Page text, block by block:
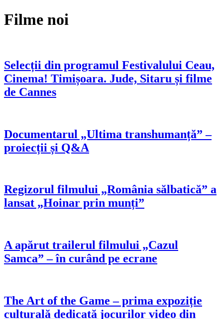
Filme noi
Selecții din programul Festivalului Ceau,
Cinema! Timișoara. Jude, Sitaru și filme
de Cannes
Documentarul „Ultima transhumanță” –
proiecții și Q&A
Regizorul filmului „România sălbatică” a
lansat „Hoinar prin munți”
A apărut trailerul filmului „Cazul
Samca” – în curând pe ecrane
The Art of the Game – prima expoziție
culturală dedicată jocurilor video din